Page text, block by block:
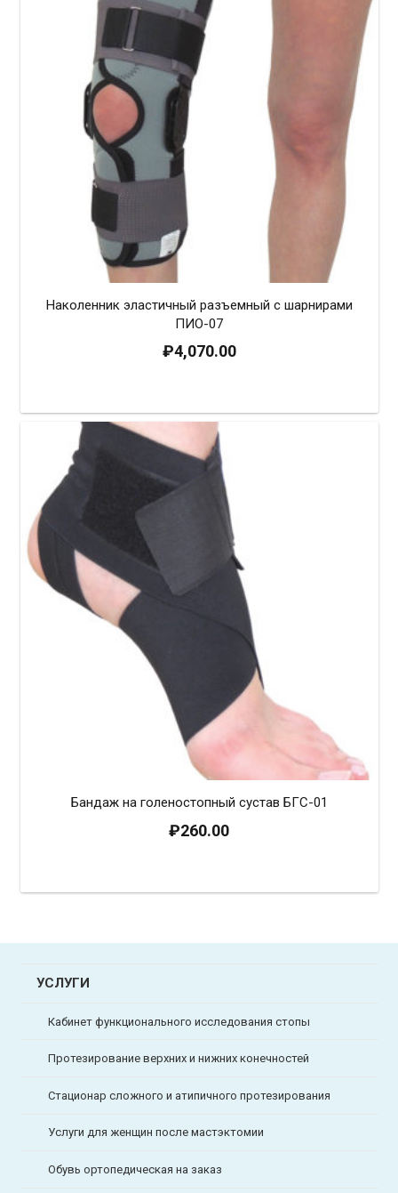
Наколенник эластичный разъемный с шарнирами
ПИО-07
₽4,070.00
Бандаж на голеностопный сустав БГС-01
₽260.00
УСЛУГИ
Кабинет функционального исследования стопы
Протезирование верхних и нижних конечностей
Стационар сложного и атипичного протезирования
Услуги для женщин после мастэктомии
Обувь ортопедическая на заказ